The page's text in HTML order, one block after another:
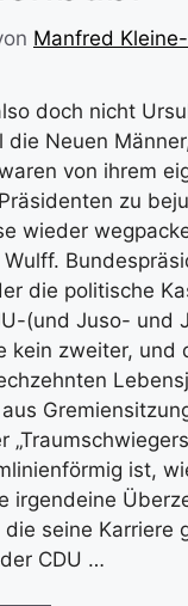
Manfred
doch nicht
die Neuen
von ihrem
zu
wieder
Wulff.
die politische
(und Juso- und
kein zweiter, und
ist,
irgendeine
seine Karriere
CDU …